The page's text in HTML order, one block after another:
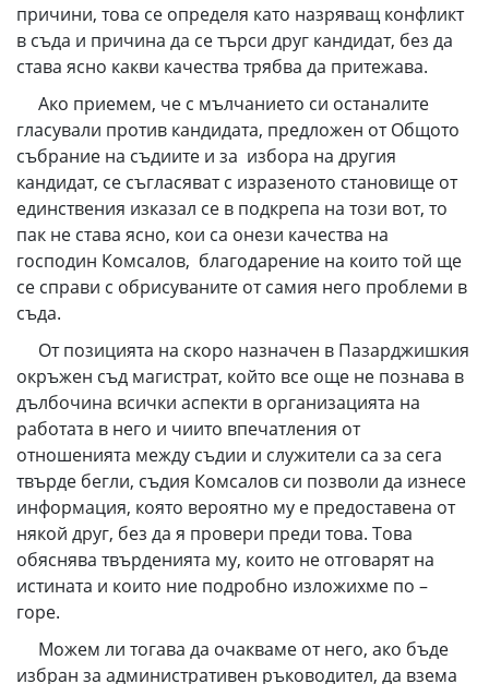
причини, това се определя като назряващ конфликт
в съда и причина да се търси друг кандидат, без да
става ясно какви качества трябва да притежава.
Ако приемем, че с мълчанието си останалите
гласували против кандидата, предложен от Общото
събрание на съдиите и за избора на другия
кандидат, се съгласяват с изразеното становище от
единствения изказал се в подкрепа на този вот, то
пак не става ясно, кои са онези качества на
господин Комсалов, благодарение на които той ще
се справи с обрисуваните от самия него проблеми в
съда.
От позицията на скоро назначен в Пазарджишкия
окръжен съд магистрат, който все още не познава в
дълбочина всички аспекти в организацията на
работата в него и чиито впечатления от
отношенията между съдии и служители са за сега
твърде бегли, съдия Комсалов си позволи да изнесе
информация, която вероятно му е предоставена от
някой друг, без да я провери преди това. Това
обяснява твърденията му, които не отговарят на
истината и които ние подробно изложихме по –
горе.
Можем ли тогава да очакваме от него, ако бъде
избран за административен ръководител, да взема